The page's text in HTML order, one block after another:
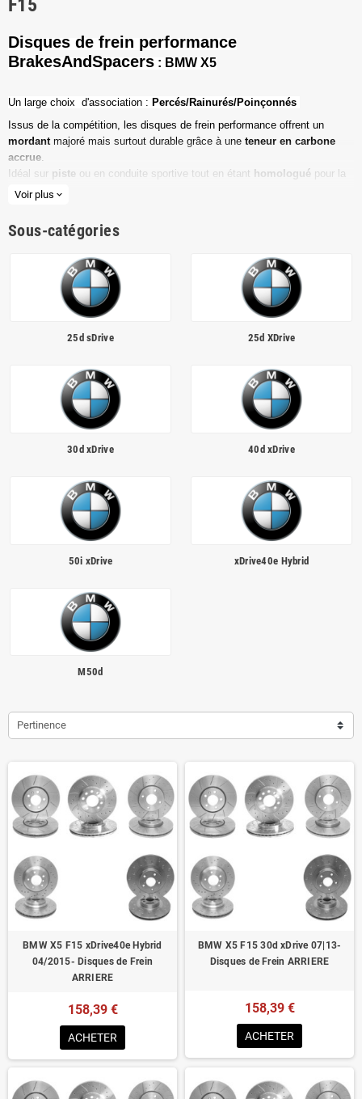
F15
Disques de frein performance
BrakesAndSpacers : BMW X5
Un l arge choix d'association : Percés/Rainurés/Poinçonnés
Issus de la compétition, les disques de frein performance offrent un
mordant majoré mais surtout durable grâce à une teneur en carbone
accrue.
Idéal sur piste ou en conduite sportive tout en étant homologué pour la
route ouverte.
Vendu par paire
Valeur de friction maximale
Dimensions d'origine respectées
Installation en lieu et place.
Homologué pour le contrôle technique
Voir plus expand_more
Sous-catégories
25d sDrive 25d XDrive
30d xDrive 40d xDrive
50i xDrive xDrive40e Hybrid
M50d
Pertinence
BMW X5 F15 xDrive40e Hybrid
04/2015- Disques de Frein
ARRIERE
158,39 €
ACHETER
BMW X5 F15 30d xDrive 07|13-
Disques de Frein ARRIERE
158,39 €
ACHETER